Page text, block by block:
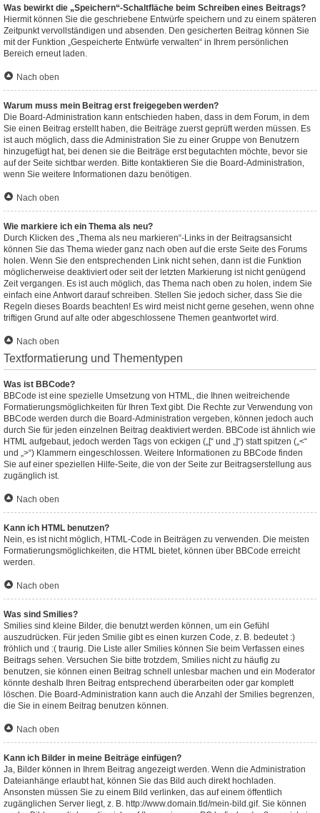
Was bewirkt die „Speichern“-Schaltfläche beim Schreiben eines Beitrags?
Hiermit können Sie die geschriebene Entwürfe speichern und zu einem späteren
Zeitpunkt vervollständigen und absenden. Den gesicherten Beitrag können Sie
mit der Funktion „Gespeicherte Entwürfe verwalten“ in Ihrem persönlichen
Bereich erneut laden.
Nach oben
Warum muss mein Beitrag erst freigegeben werden?
Die Board-Administration kann entschieden haben, dass in dem Forum, in dem
Sie einen Beitrag erstellt haben, die Beiträge zuerst geprüft werden müssen. Es
ist auch möglich, dass die Administration Sie zu einer Gruppe von Benutzern
hinzugefügt hat, bei denen sie die Beiträge erst begutachten möchte, bevor sie
auf der Seite sichtbar werden. Bitte kontaktieren Sie die Board-Administration,
wenn Sie weitere Informationen dazu benötigen.
Nach oben
Wie markiere ich ein Thema als neu?
Durch Klicken des „Thema als neu markieren“-Links in der Beitragsansicht
können Sie das Thema wieder ganz nach oben auf die erste Seite des Forums
holen. Wenn Sie den entsprechenden Link nicht sehen, dann ist die Funktion
möglicherweise deaktiviert oder seit der letzten Markierung ist nicht genügend
Zeit vergangen. Es ist auch möglich, das Thema nach oben zu holen, indem Sie
einfach eine Antwort darauf schreiben. Stellen Sie jedoch sicher, dass Sie die
Regeln dieses Boards beachten! Es wird meist nicht gerne gesehen, wenn ohne
triftigen Grund auf alte oder abgeschlossene Themen geantwortet wird.
Nach oben
Textformatierung und Thementypen
Was ist BBCode?
BBCode ist eine spezielle Umsetzung von HTML, die Ihnen weitreichende
Formatierungsmöglichkeiten für Ihren Text gibt. Die Rechte zur Verwendung von
BBCode werden durch die Board-Administration vergeben, können jedoch auch
durch Sie für jeden einzelnen Beitrag deaktiviert werden. BBCode ist ähnlich wie
HTML aufgebaut, jedoch werden Tags von eckigen („[“ und „]“) statt spitzen („<“
und „>“) Klammern eingeschlossen. Weitere Informationen zu BBCode finden
Sie auf einer speziellen Hilfe-Seite, die von der Seite zur Beitragserstellung aus
zugänglich ist.
Nach oben
Kann ich HTML benutzen?
Nein, es ist nicht möglich, HTML-Code in Beiträgen zu verwenden. Die meisten
Formatierungsmöglichkeiten, die HTML bietet, können über BBCode erreicht
werden.
Nach oben
Was sind Smilies?
Smilies sind kleine Bilder, die benutzt werden können, um ein Gefühl
auszudrücken. Für jeden Smilie gibt es einen kurzen Code, z. B. bedeutet :)
fröhlich und :( traurig. Die Liste aller Smilies können Sie beim Verfassen eines
Beitrags sehen. Versuchen Sie bitte trotzdem, Smilies nicht zu häufig zu
benutzen, sie können einen Beitrag schnell unlesbar machen und ein Moderator
könnte deshalb Ihren Beitrag entsprechend überarbeiten oder gar komplett
löschen. Die Board-Administration kann auch die Anzahl der Smilies begrenzen,
die Sie in einem Beitrag benutzen können.
Nach oben
Kann ich Bilder in meine Beiträge einfügen?
Ja, Bilder können in Ihrem Beitrag angezeigt werden. Wenn die Administration
Dateianhänge erlaubt hat, können Sie das Bild auch direkt hochladen.
Ansonsten müssen Sie zu einem Bild verlinken, das auf einem öffentlich
zugänglichen Server liegt, z. B. http://www.domain.tld/mein-bild.gif. Sie können